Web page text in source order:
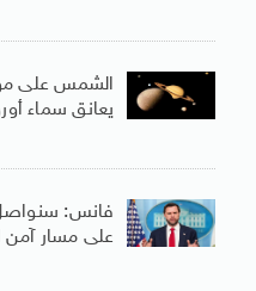
الشمس على
يعانق سماء
فانس:
على مسار